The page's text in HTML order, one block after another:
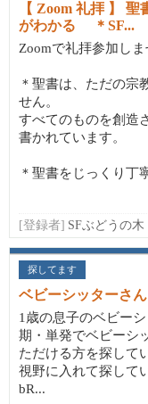
【 Zoom 礼拝 】
がわかる ＊SF...
Zoomで礼拝参加しま
＊聖書は、ただの宗
せん。
すべてのものを創造
書かれています。
＊聖書をじっくり丁
[登録者] SFぶどうの木
探してます
ベビーシッターさ
1歳の息子のベビー
期・単発でベビーシ
ただける方を探して
視野に入れて探して
bR...